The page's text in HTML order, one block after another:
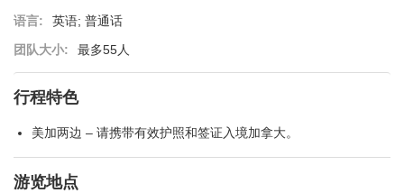
语言:
英语; 普通话
团队大小:
最多55人
行程特色
美加两边 – 请携带有效护照和签证入境加拿大。
游览地点